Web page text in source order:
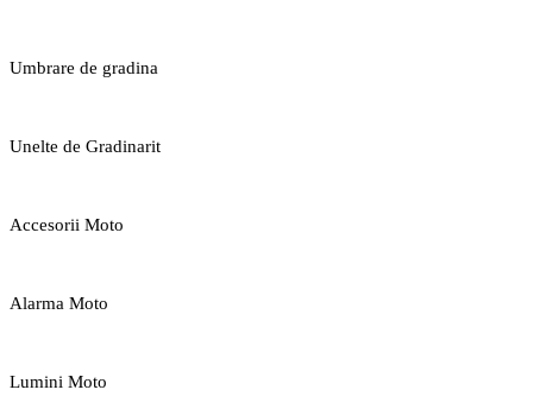
Umbrare de gradina
Unelte de Gradinarit
Accesorii Moto
Alarma Moto
Lumini Moto